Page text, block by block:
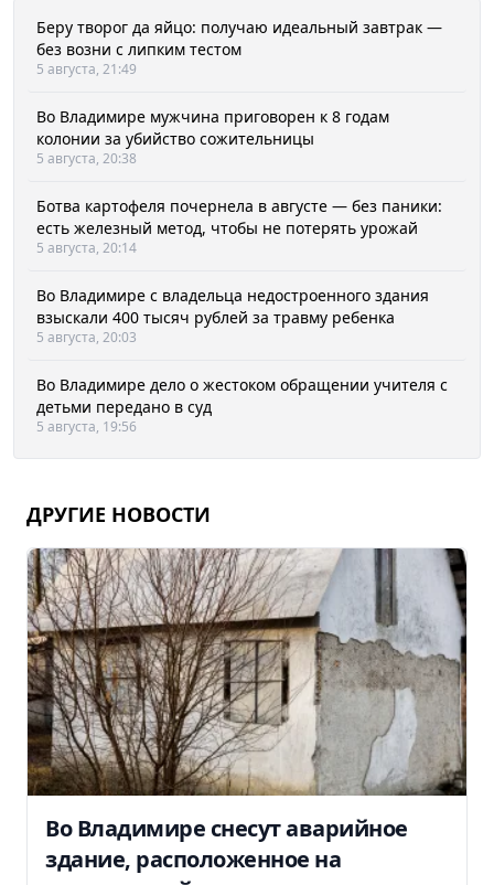
Беру творог да яйцо: получаю идеальный завтрак —
без возни с липким тестом
5 августа, 21:49
Во Владимире мужчина приговорен к 8 годам
колонии за убийство сожительницы
5 августа, 20:38
Ботва картофеля почернела в августе — без паники:
есть железный метод, чтобы не потерять урожай
5 августа, 20:14
Во Владимире с владельца недостроенного здания
взыскали 400 тысяч рублей за травму ребенка
5 августа, 20:03
Во Владимире дело о жестоком обращении учителя с
детьми передано в суд
5 августа, 19:56
ДРУГИЕ НОВОСТИ
Во Владимире снесут аварийное
здание, расположенное на